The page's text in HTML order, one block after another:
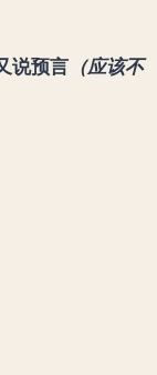
说预言 （应该不